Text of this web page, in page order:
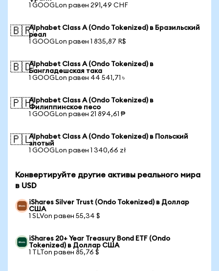
1 GOOGLon равен 291,49 CHF
🇧🇷Alphabet Class A (Ondo Tokenized) в Бразильский
реал
1 GOOGLon равен 1 835,87 R$
🇧🇩Alphabet Class A (Ondo Tokenized) в
Бангладешская така
1 GOOGLon равен 44 541,71 ৳
🇵🇭Alphabet Class A (Ondo Tokenized) в
Филиппинское песо
1 GOOGLon равен 21 894,61 ₱
🇵🇱Alphabet Class A (Ondo Tokenized) в Польский
злотый
1 GOOGLon равен 1 340,66 zł
Конвертируйте другие активы реального мира
в USD
iShares Silver Trust (Ondo Tokenized) в Доллар
США
1 SLVon равен 55,34 $
iShares 20+ Year Treasury Bond ETF (Ondo
Tokenized) в Доллар США
1 TLTon равен 85,76 $